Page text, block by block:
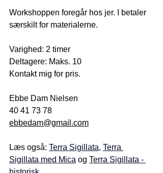
Workshoppen foregår hos jer. I betaler
særskilt for materialerne.
Varighed: 2 timer
Deltagere: Maks. 10
Kontakt mig for pris.
Ebbe Dam Nielsen
40 41 73 78
ebbedam@gmail.com
Læs også: Terra Sigillata, Terra
Sigillata med Mica og Terra Sigillata -